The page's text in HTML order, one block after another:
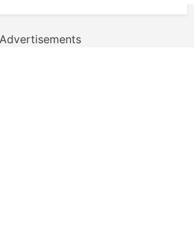
Advertisements